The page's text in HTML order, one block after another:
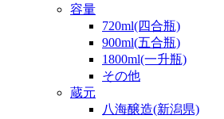
容量
720ml(四合瓶)
900ml(五合瓶)
1800ml(一升瓶)
その他
蔵元
八海醸造(新潟県)